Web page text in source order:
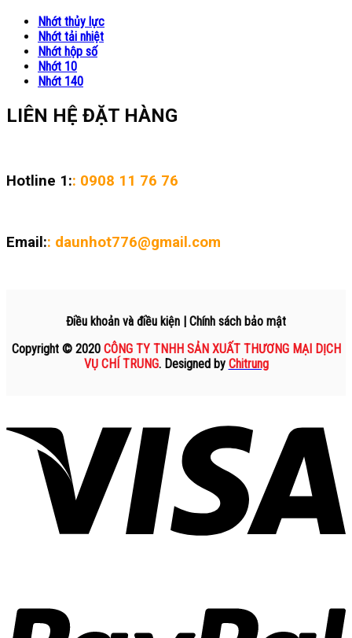
Nhớt thủy lực
Nhớt tải nhiệt
Nhớt hộp số
Nhớt 10
Nhớt 140
LIÊN HỆ ĐẶT HÀNG
Hotline 1:: 0908 11 76 76
Email:: daunhot776@gmail.com
Điều khoản và điều kiện | Chính sách bảo mật
Copyright © 2020 CÔNG TY TNHH SẢN XUẤT THƯƠNG MẠI DỊCH
VỤ CHÍ TRUNG. Designed by Chitrung